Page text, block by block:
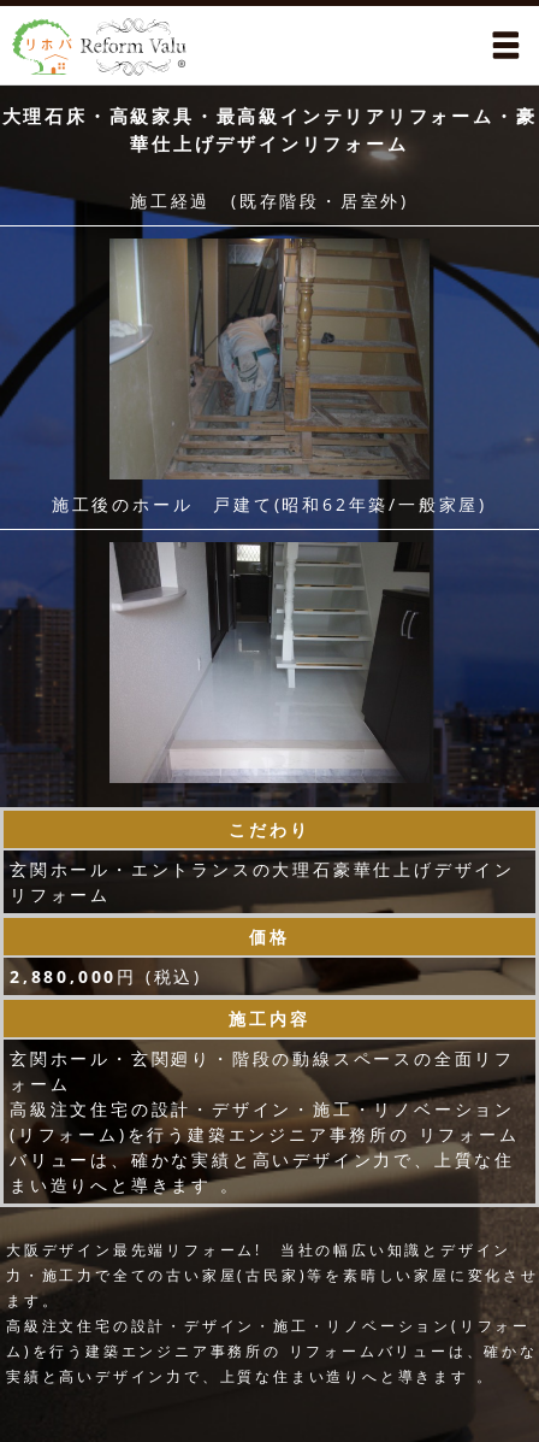
大理石床・高級家具・最高級インテリアリフォーム・豪
華仕上げデザインリフォーム
施工経過 (既存階段・居室外)
施工後のホール 戸建て(昭和62年築/一般家屋)
こだわり
玄関ホール・エントランスの大理石豪華仕上げデザイン
リフォーム
価格
2,880,000 円 (税込)
施工内容
玄関ホール・玄関廻り・階段の動線スペースの全面リフ
ォーム
高級注文住宅の設計・デザイン・施工・リノベーション
(リフォーム)を行う建築エンジニア事務所の リフォーム
バリューは、確かな実績と高いデザイン力で、上質な住
まい造りへと導きます 。
大阪デザイン最先端リフォーム! 当社の幅広い知識とデザイン
力・施工力で全ての古い家屋(古民家)等を素晴しい家屋に変化させ
ます。
高級注文住宅の設計・デザイン・施工・リノベーション(リフォー
ム)を行う建築エンジニア事務所の リフォームバリューは、確かな
実績と高いデザイン力で、上質な住まい造りへと導きます 。